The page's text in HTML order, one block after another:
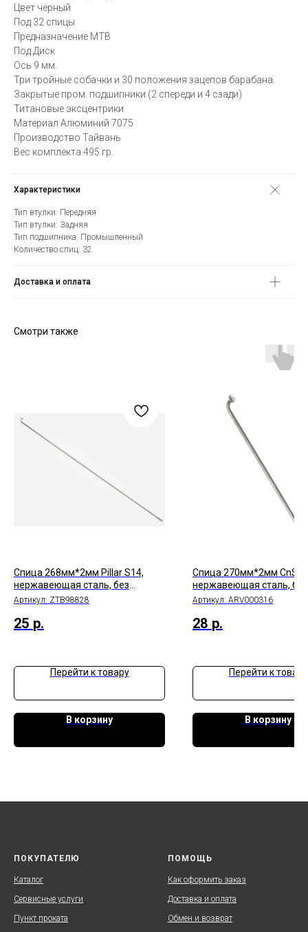
Цвет черный
Под 32 спицы
Предназначение MTB
Под Диск
Ось 9 мм.
Три тройные собачки и 30 положения зацепов барабана.
Закрытые пром. подшипники (2 спереди и 4 сзади)
Титановые эксцентрики
Материал Алюминий 7075
Производство Тайвань
Вес комплекта 495 гр.
Характеристики
Тип втулки: Передняя
Тип втулки: Задняя
Тип подшипника: Промышленный
Количество спиц: 32
Доставка и оплата
Смотри также
Спица 268мм*2мм Pillar S14,
нержавеющая сталь, без
ниппеля, серебристый
Артикул: ZTB98828
25 р.
Перейти к товару
В корзину
Спица 270мм*2мм
нержавеющая сталь, без
ниппеля, серебристый
Артикул: ARV000316
28 р.
Перейти к товару
В корзину
ПОКУПАТЕЛЮ
Каталог
Сервисные услуги
Пункт проката
ПОМОЩЬ
Как оформить заказ
Доставка и оплата
Обмен и возврат